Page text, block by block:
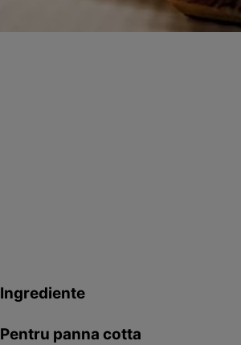
Ingrediente
Pentru panna cotta